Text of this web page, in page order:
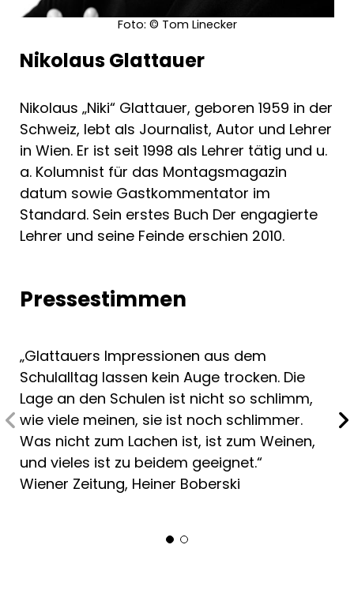
Foto: © Tom Linecker
Nikolaus Glattauer
Nikolaus „Niki“ Glattauer, geboren 1959 in der
Schweiz, lebt als Journalist, Autor und Lehrer
in Wien. Er ist seit 1998 als Lehrer tätig und u.
a. Kolumnist für das Montagsmagazin
datum sowie Gastkommentator im
Standard. Sein erstes Buch Der engagierte
Lehrer und seine Feinde erschien 2010.
Pressestimmen
„Glattauers Impressionen aus dem
Schulalltag lassen kein Auge trocken. Die
Lage an den Schulen ist nicht so schlimm,
wie viele meinen, sie ist noch schlimmer.
Was nicht zum Lachen ist, ist zum Weinen,
und vieles ist zu beidem geeignet.“
Wiener Zeitung, Heiner Boberski